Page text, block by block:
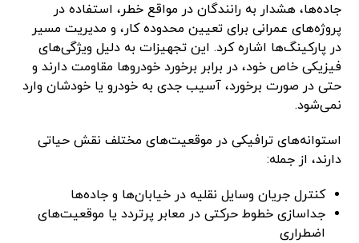
جاده‌ها، هشدار به رانندگان در مواقع خطر، استفاده در
پروژه‌های عمرانی برای تعیین محدوده کار، و مدیریت مسیر
در پارکینگ‌ها اشاره کرد. این تجهیزات به دلیل ویژگی‌های
فیزیکی خاص خود، در برابر برخورد خودروها مقاومت دارند و
حتی در صورت برخورد، آسیب جدی به خودرو یا خودشان وارد
نمی‌شود.
استوانه‌های ترافیکی در موقعیت‌های مختلف نقش حیاتی
دارند، از جمله:
کنترل جریان وسایل نقلیه در خیابان‌ها و جاده‌ها
جداسازی خطوط حرکتی در معابر پرتردد یا موقعیت‌های
اضطراری